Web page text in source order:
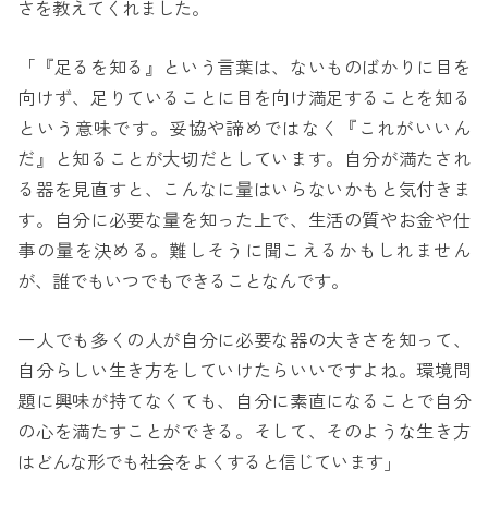
さを教えてくれました。
「『足るを知る』という言葉は、ないものばかりに目を
向けず、足りていることに目を向け満足することを知る
という意味です。妥協や諦めではなく『これがいいん
だ』と知ることが大切だとしています。自分が満たされ
る器を見直すと、こんなに量はいらないかもと気付きま
す。自分に必要な量を知った上で、生活の質やお金や仕
事の量を決める。難しそうに聞こえるかもしれません
が、誰でもいつでもできることなんです。
一人でも多くの人が自分に必要な器の大きさを知って、
自分らしい生き方をしていけたらいいですよね。環境問
題に興味が持てなくても、自分に素直になることで自分
の心を満たすことができる。そして、そのような生き方
はどんな形でも社会をよくすると信じています」